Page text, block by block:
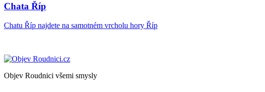
Chata Říp
Chatu Říp najdete na samotném vrcholu hory Říp
Objev Roudnici všemi smysly